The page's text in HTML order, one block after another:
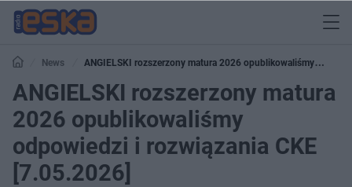
News
ANGIELSKI rozszerzony matura 2026 opublikowaliśmy
odpowiedzi i rozwiązania CKE [7.05.2026]
ANGIELSKI rozszerzony matura
2026 opublikowaliśmy
odpowiedzi i rozwiązania CKE
[7.05.2026]